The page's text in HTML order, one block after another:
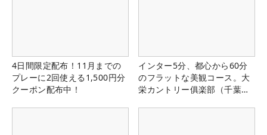
4日間限定配布！11月までの
プレーに2回使える1,500円分
クーポン配布中！
インター5分、都心から60分
のフラットな美観コース。大
栄カントリー俱楽部（千葉